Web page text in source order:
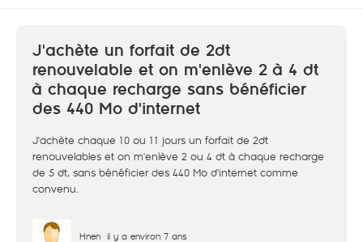
J'achète un forfait de 2dt
renouvelable et on m'enlève 2 à 4 dt
à chaque recharge sans bénéficier
des 440 Mo d'internet
J'achète chaque 10 ou 11 jours un forfait de 2dt
renouvelables et on m'enlève 2 ou 4 dt à chaque recharge
de 5 dt, sans bénéficier des 440 Mo d'internet comme
convenu.
Hnen il y a environ 7 ans